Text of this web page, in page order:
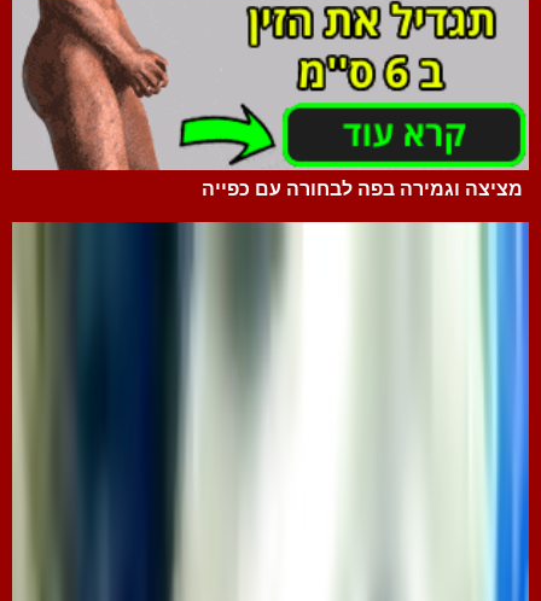
מציצה וגמירה בפה לבחורה עם כפייה